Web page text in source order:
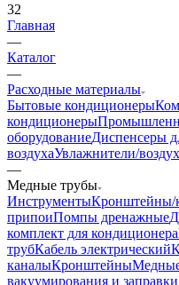
32
Главная
—
Каталог
—
Расходные материалы
Бытовые кондиционеры
кондиционеры
оборудованиеДиспенсеры
воздухаУвлажнители/
—
Медные трубы
ИнструментыКронштейны/
припоиПомпы дренажные
комплект для кондиционера
трубКабель электрический
каналыКронштейны
вакуумирования и заправки